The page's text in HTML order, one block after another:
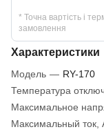
* Точна вартість і
замовлення
Характеристики
Модель — RY-170
Температура
Максимальное
Максимальный ток,